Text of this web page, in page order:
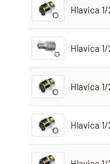
Hlavica
Hlavica
Hlavica
Hlavica 1/